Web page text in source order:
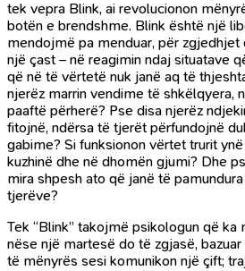
tek vepra Blink, ai revolucionon
botën e brendshme. Blink është një
mendojmë pa menduar, për zgjedhjet
një çast – në reagimin ndaj situatave
që në të vërtetë nuk janë aq të
njerëz marrin vendime të shkëlqyera,
paaftë përherë? Pse disa njerëz
fitojnë, ndërsa të tjerët përfundojnë
gabime? Si funksionon vërtet trurit
kuzhinë dhe në dhomën gjumi? Dhe
mira shpesh ato që janë të
tjerëve?
Tek “Blink” takojmë psikologun që ka
nëse një martesë do të zgjasë,
të mënyrës sesi komunikon një çift;